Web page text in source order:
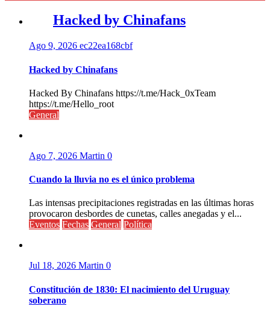
Hacked by Chinafans
Ago 9, 2026 ec22ea168cbf
Hacked by Chinafans
Hacked By Chinafans https://t.me/Hack_0xTeam
https://t.me/Hello_root
General
Ago 7, 2026 Martin 0
Cuando la lluvia no es el único problema
Las intensas precipitaciones registradas en las últimas horas
provocaron desbordes de cunetas, calles anegadas y el...
Eventos Fechas General Política
Jul 18, 2026 Martin 0
Constitución de 1830: El nacimiento del Uruguay
soberano